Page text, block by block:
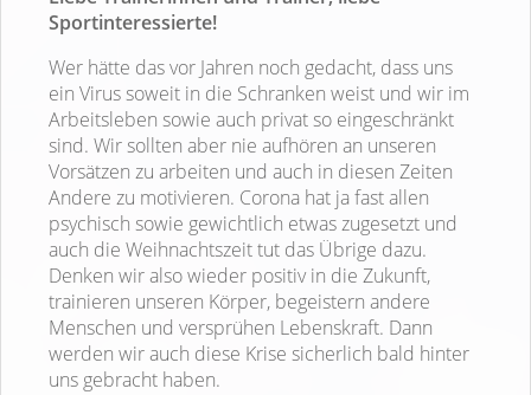
Sportinteressierte!
Wer hätte das vor Jahren noch gedacht, dass uns
ein Virus soweit in die Schranken weist und wir im
Arbeitsleben sowie auch privat so eingeschränkt
sind. Wir sollten aber nie aufhören an unseren
Vorsätzen zu arbeiten und auch in diesen Zeiten
Andere zu motivieren. Corona hat ja fast allen
psychisch sowie gewichtlich etwas zugesetzt und
auch die Weihnachtszeit tut das Übrige dazu.
Denken wir also wieder positiv in die Zukunft,
trainieren unseren Körper, begeistern andere
Menschen und versprühen Lebenskraft. Dann
werden wir auch diese Krise sicherlich bald hinter
uns gebracht haben.